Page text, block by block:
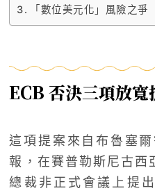
「數位美元化」風險之爭
ECB 否決三項放寬
這項提案來自布魯塞
報，在賽普勒斯尼古西
總裁非正式會議上提